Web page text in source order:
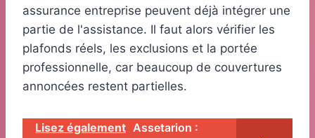
assurance entreprise peuvent déjà intégrer une
partie de l'assistance. Il faut alors vérifier les
plafonds réels, les exclusions et la portée
professionnelle, car beaucoup de couvertures
annoncées restent partielles.
Lisez également Assetarion :